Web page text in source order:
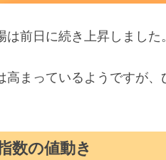
ヒートマップ
ター別パフォーマンス
のトピックス
は前日に続き上昇しました
高まっているようですが
数の値動き